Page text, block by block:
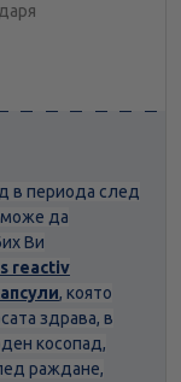
в периода след
може да
Ви
reactiv
, която
здрава, в
косопад,
раждане,